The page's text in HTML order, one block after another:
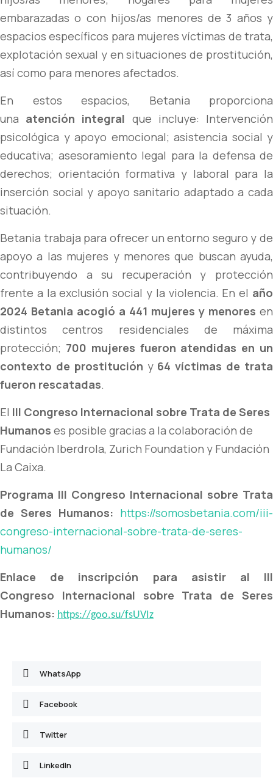
embarazadas o con hijos/as menores de 3 años y
espacios específicos para mujeres víctimas de trata,
explotación sexual y en situaciones de prostitución,
así como para menores afectados.
En estos espacios, Betania proporciona
una atención integral que incluye: Intervención
psicológica y apoyo emocional; asistencia social y
educativa; asesoramiento legal para la defensa de
derechos; orientación formativa y laboral para la
inserción social y apoyo sanitario adaptado a cada
situación.
Betania trabaja para ofrecer un entorno seguro y de
apoyo a las mujeres y menores que buscan ayuda,
contribuyendo a su recuperación y protección
frente a la exclusión social y la violencia. En el año
2024 Betania acogió a 441 mujeres y menores en
distintos centros residenciales de máxima
protección; 700 mujeres fueron atendidas en un
contexto de prostitución y 64 víctimas de trata
fueron rescatadas.
El III Congreso Internacional sobre Trata de Seres
Humanos es posible gracias a la colaboración de
Fundación Iberdrola, Zurich Foundation y Fundación
La Caixa.
Programa III Congreso Internacional sobre Trata
de Seres Humanos: https://somosbetania.com/iii-
congreso-internacional-sobre-trata-de-seres-
humanos/
Enlace de inscripción para asistir al III
Congreso Internacional sobre Trata de Seres
Humanos: https://goo.su/fsUVIz
WhatsApp
Facebook
Twitter
LinkedIn